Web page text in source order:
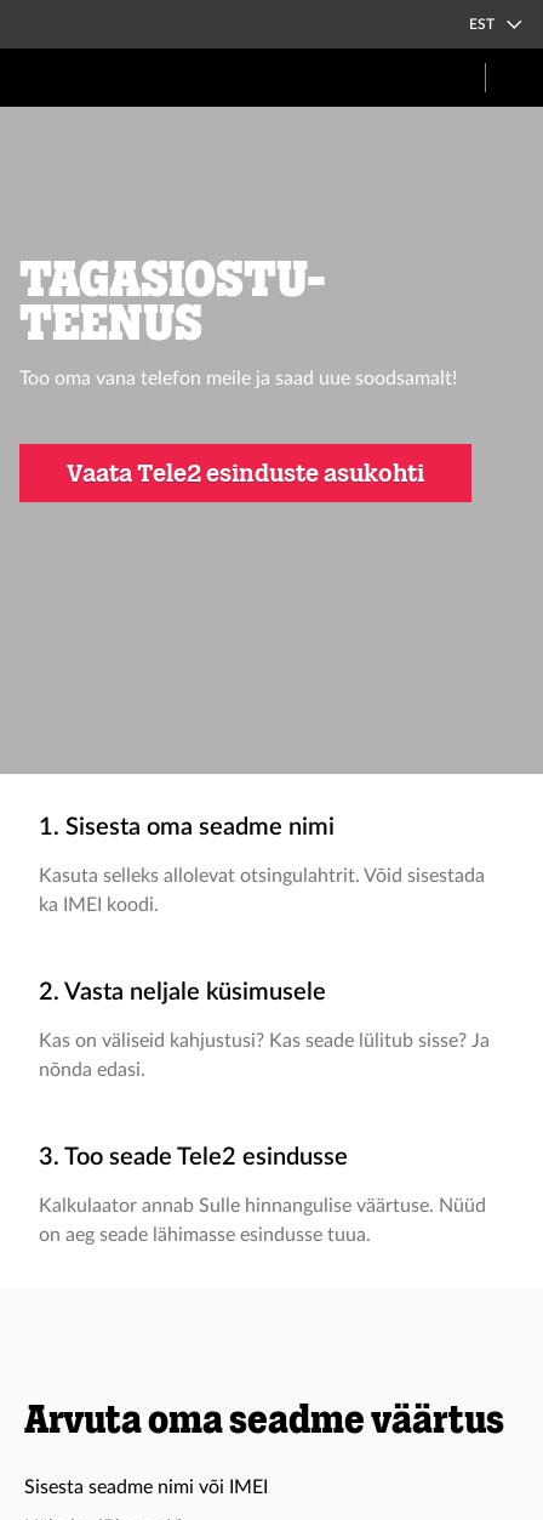
EST
TAGASIOSTU-
TEENUS
Too oma vana telefon meile ja saad uue soodsamalt!
Vaata Tele2 esinduste asukohti
1. Sisesta oma seadme nimi
Kasuta selleks allolevat otsingulahtrit. Võid sisestada
ka IMEI koodi.
2. Vasta neljale küsimusele
Kas on väliseid kahjustusi? Kas seade lülitub sisse? Ja
nõnda edasi.
3. Too seade Tele2 esindusse
Kalkulaator annab Sulle hinnangulise väärtuse. Nüüd
on aeg seade lähimasse esindusse tuua.
Arvuta oma seadme väärtus
Sisesta seadme nimi või IMEI